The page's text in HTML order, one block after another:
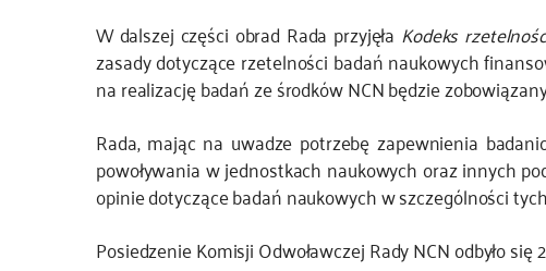
W dalszej części obrad Rada przyjęła Kodeks
zasady dotyczące rzetelności badań naukowych
na realizację badań ze środków NCN będzie
Rada, mając na uwadze potrzebę zapewnienia
powoływania w jednostkach naukowych oraz innych
opinie dotyczące badań naukowych w szczególności
Posiedzenie Komisji Odwoławczej Rady NCN odbyło się